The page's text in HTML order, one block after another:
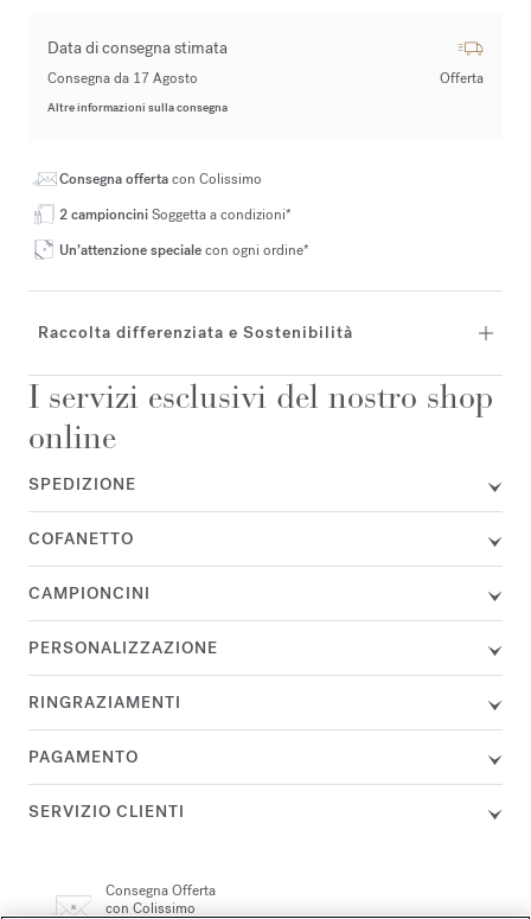
Data di consegna stimata
Consegna da 17 Agosto Offerta
Altre informazioni sulla consegna
Consegna offertacon Colissimo
2 campionciniSoggetta a condizioni*
Un’attenzione specialecon ogni ordine*
Raccolta differenziata e Sostenibilità
I servizi esclusivi del nostro shop
online
SPEDIZIONE
COFANETTO
CAMPIONCINI
PERSONALIZZAZIONE
RINGRAZIAMENTI
PAGAMENTO
SERVIZIO CLIENTI
Consegna Offerta
con Colissimo